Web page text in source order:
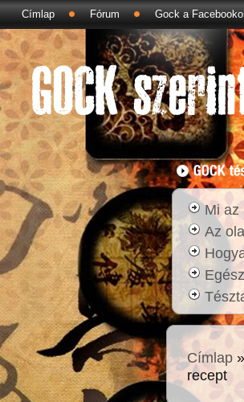
Címlap Fórum Gock a
Mi az
Az
Címlap »
recept